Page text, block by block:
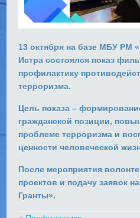
13 октября на базе МБУ РМ
Истра состоялся показ
профилактику
терроризма.
Цель показа –
гражданской позиции,
проблеме терроризма и
ценности человеческой
После мероприятия
проектов и подачу заявок
Гранты».